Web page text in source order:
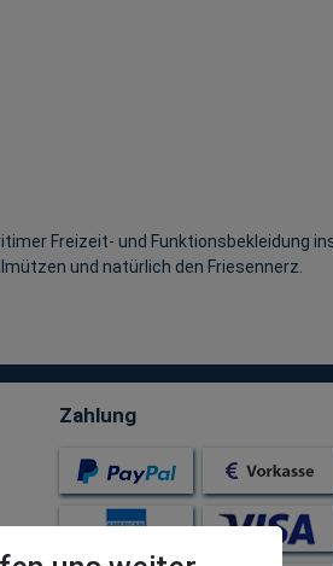
Freizeit- und Funktionsbekleidung
und natürlich den Friesennerz.
Zahlung